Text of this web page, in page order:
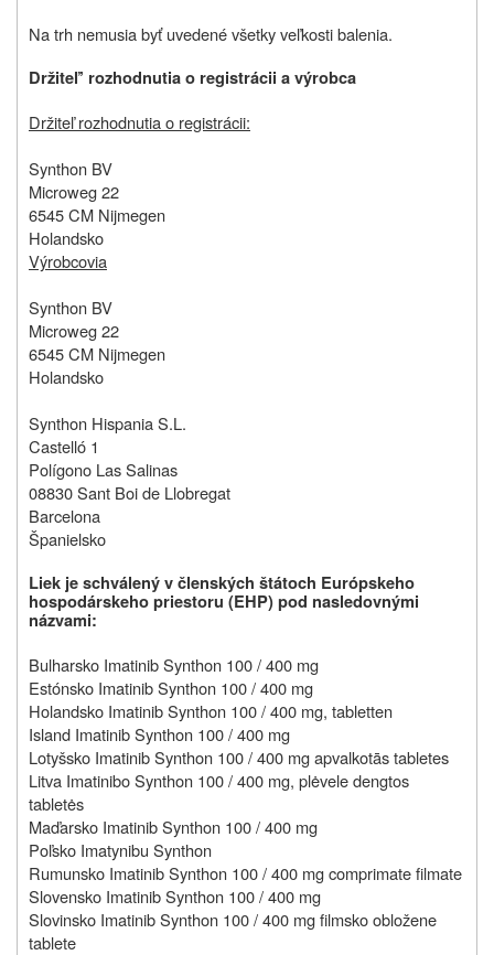
Na trh nemusia byť uvedené všetky veľkosti balenia.
Držiteľ’ rozhodnutia o registrácii a výrobca
Držiteľ rozhodnutia o registrácii:
Synthon BV
Microweg 22
6545 CM Nijmegen
Holandsko
Výrobcovia
Synthon BV
Microweg 22
6545 CM Nijmegen
Holandsko
Synthon Hispania S.L.
Castelló 1
Polígono Las Salinas
08830 Sant Boi de Llobregat
Barcelona
Španielsko
Liek je schválený v členských štátoch Európskeho
hospodárskeho priestoru (EHP) pod nasledovnými
názvami:
Bulharsko Imatinib Synthon 100 / 400 mg
Estónsko Imatinib Synthon 100 / 400 mg
Holandsko Imatinib Synthon 100 / 400 mg, tabletten
Island Imatinib Synthon 100 / 400 mg
Lotyšsko Imatinib Synthon 100 / 400 mg apvalkotās tabletes
Litva Imatinibo Synthon 100 / 400 mg, plėvele dengtos
tabletės
Maďarsko Imatinib Synthon 100 / 400 mg
Poľsko Imatynibu Synthon
Rumunsko Imatinib Synthon 100 / 400 mg comprimate filmate
Slovensko Imatinib Synthon 100 / 400 mg
Slovinsko Imatinib Synthon 100 / 400 mg filmsko obložene
tablete